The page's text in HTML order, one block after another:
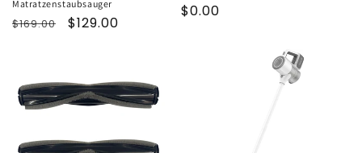
Matratzenstaubsauger
Normaler
$169.00 Verkaufspreis
$129.00
Normaler
$0.00